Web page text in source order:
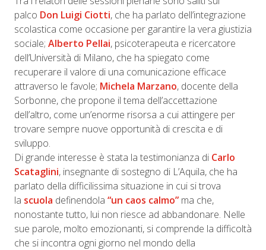
palco Don Luigi Ciotti, che ha parlato dell’integrazione
scolastica come occasione per garantire la vera giustizia
sociale; Alberto Pellai, psicoterapeuta e ricercatore
dell’Università di Milano, che ha spiegato come
recuperare il valore di una comunicazione efficace
attraverso le favole; Michela Marzano, docente della
Sorbonne, che propone il tema dell’accettazione
dell’altro, come un’enorme risorsa a cui attingere per
trovare sempre nuove opportunità di crescita e di
sviluppo.
Di grande interesse è stata la testimonianza di Carlo
Scataglini, insegnante di sostegno di L’Aquila, che ha
parlato della difficilissima situazione in cui si trova
la scuola definendola “un caos calmo” ma che,
nonostante tutto, lui non riesce ad abbandonare. Nelle
sue parole, molto emozionanti, si comprende la difficoltà
che si incontra ogni giorno nel mondo della